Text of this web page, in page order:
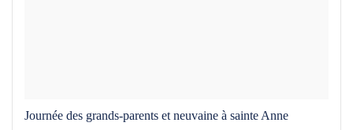
Journée des grands-parents et neuvaine à sainte Anne